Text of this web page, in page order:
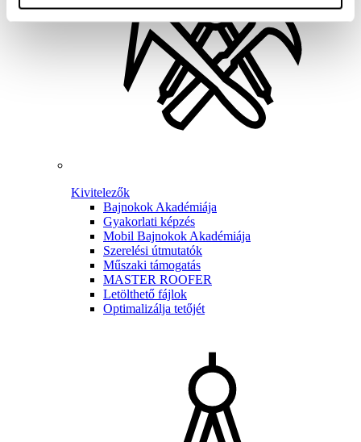
Kivitelezők
Bajnokok Akadémiája
Gyakorlati képzés
Mobil Bajnokok Akadémiája
Szerelési útmutatók
Műszaki támogatás
MASTER ROOFER
Letölthető fájlok
Optimalizálja tetőjét